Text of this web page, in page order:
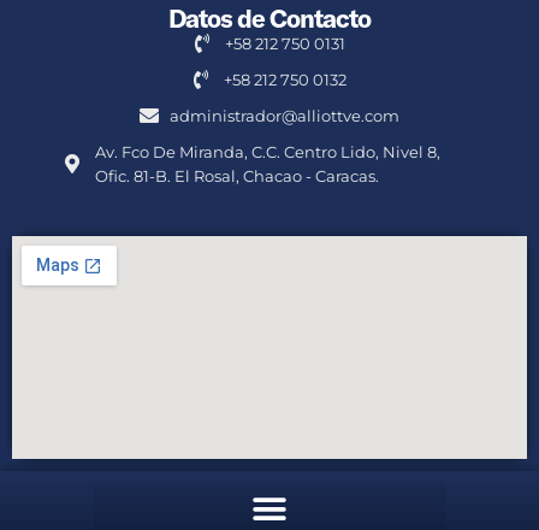
Datos de Contacto
+58 212 750 0131
+58 212 750 0132
administrador@alliottve.com
Av. Fco De Miranda, C.C. Centro Lido, Nivel 8,
Ofic. 81-B. El Rosal, Chacao - Caracas.